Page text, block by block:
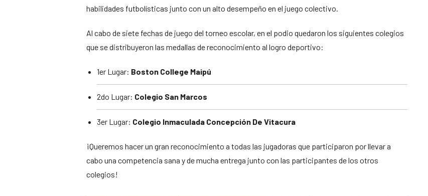
habilidades futbolísticas junto con un alto desempeño en el juego colectivo.
Al cabo de siete fechas de juego del torneo escolar, en el podio quedaron los siguientes colegios
que se distribuyeron las medallas de reconocimiento al logro deportivo:
1er Lugar: Boston College Maipú
2do Lugar: Colegio San Marcos
3er Lugar: Colegio Inmaculada Concepción De Vitacura
¡Queremos hacer un gran reconocimiento a todas las jugadoras que participaron por llevar a
cabo una competencia sana y de mucha entrega junto con las participantes de los otros
colegios!